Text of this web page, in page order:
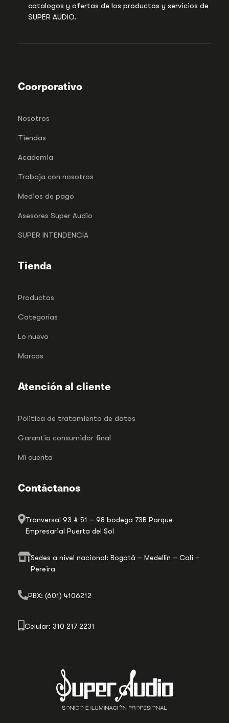
catalogos y ofertas de los productos y servicios de
SUPER AUDIO.
Coorporativo
Nosotros
Tiendas
Academia
Trabaja con nosotros
Medios de pago
Asesores Super Audio
SUPER INTENDENCIA
Tienda
Productos
Categorías
Lo nuevo
Marcas
Atención al cliente
Politica de tratamiento de datos
Garantia consumidor final
Mi cuenta
Contáctanos
Tranversal 93 # 51 – 98 bodega 73B Parque
Empresarial Puerta del Sol
Sedes a nivel nacional: Bogotá – Medellín – Cali –
Pereira
PBX: (601) 4106212
Celular: 310 217 2231